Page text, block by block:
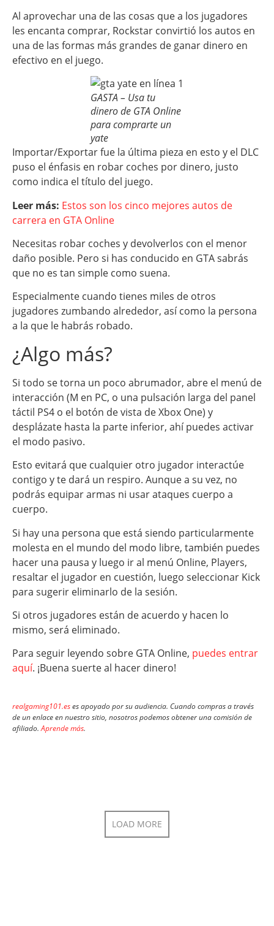
Al aprovechar una de las cosas que a los jugadores
les encanta comprar, Rockstar convirtió los autos en
una de las formas más grandes de ganar dinero en
efectivo en el juego.
GASTA – Usa tu
dinero de GTA Online
para comprarte un
yate
Importar/Exportar fue la última pieza en esto y el DLC
puso el énfasis en robar coches por dinero, justo
como indica el título del juego.
Leer más: Estos son los cinco mejores autos de
carrera en GTA Online
Necesitas robar coches y devolverlos con el menor
daño posible. Pero si has conducido en GTA sabrás
que no es tan simple como suena.
Especialmente cuando tienes miles de otros
jugadores zumbando alrededor, así como la persona
a la que le habrás robado.
¿Algo más?
Si todo se torna un poco abrumador, abre el menú de
interacción (M en PC, o una pulsación larga del panel
táctil PS4 o el botón de vista de Xbox One) y
desplázate hasta la parte inferior, ahí puedes activar
el modo pasivo.
Esto evitará que cualquier otro jugador interactúe
contigo y te dará un respiro. Aunque a su vez, no
podrás equipar armas ni usar ataques cuerpo a
cuerpo.
Si hay una persona que está siendo particularmente
molesta en el mundo del modo libre, también puedes
hacer una pausa y luego ir al menú Online, Players,
resaltar el jugador en cuestión, luego seleccionar Kick
para sugerir eliminarlo de la sesión.
Si otros jugadores están de acuerdo y hacen lo
mismo, será eliminado.
Para seguir leyendo sobre GTA Online, puedes entrar
aquí. ¡Buena suerte al hacer dinero!
realgaming101.eses apoyado por su audiencia. Cuando compras a través
de un enlace en nuestro sitio, nosotros podemos obtener una comisión de
afiliado.Aprende más.
LOAD MORE